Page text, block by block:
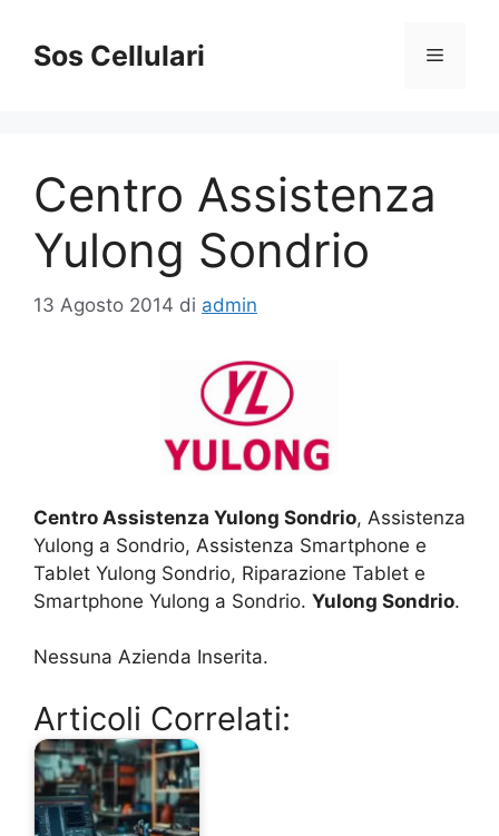
contenuto
Sos Cellulari Menu
Centro Assistenza
Yulong Sondrio
13 Agosto 2014 di admin
Centro Assistenza Yulong Sondrio, Assistenza
Yulong a Sondrio, Assistenza Smartphone e
Tablet Yulong Sondrio, Riparazione Tablet e
Smartphone Yulong a Sondrio. Yulong Sondrio.
Nessuna Azienda Inserita.
Articoli Correlati: